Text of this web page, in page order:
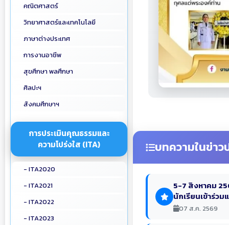
คณิตศาสตร์
วิทยาศาสตร์และเทคโนโลยี
ภาษาต่างประเทศ
การงานอาชีพ
สุขศึกษา พลศึกษา
ศิลปะฯ
สังคมศึกษาฯ
การประเมินคุณธรรมและ
ความโปร่งใส (ITA)
- ITA2020
- ITA2021
- ITA2022
- ITA2023
บทความในข่า
5-7 สิงหาคม
นักเรียนเข้าร่ว
07 ส.ค. 2569